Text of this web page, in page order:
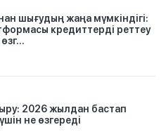
шығудың жаңа мүмкіндігі:
кредиттерді реттеу
2026 жылдан бастап
не өзгереді